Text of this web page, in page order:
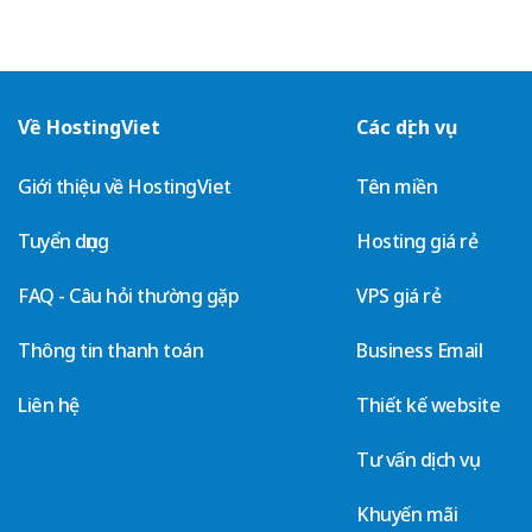
Về HostingViet
Giới thiệu về HostingViet
Tuyển dụng
FAQ - Câu hỏi thường gặp
Thông tin thanh toán
Liên hệ
Các dịch vụ
Tên miền
Hosting giá rẻ
VPS giá rẻ
Business Email
Thiết kế website
Tư vấn dịch vụ
Khuyến mãi